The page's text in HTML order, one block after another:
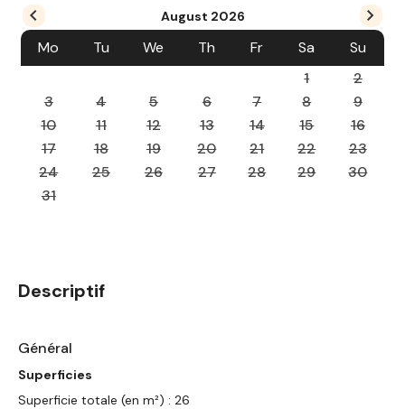
August 2026
Mo Tu We Th Fr Sa
Su
1
2
3
4 5 6 7 8
9
10
11 12 13 14 15
16
17
18 19 20 21 22
23
24
25 26 27 28 29
30
31
Descriptif
Général
Superficies
Superficie totale (en m²) : 26